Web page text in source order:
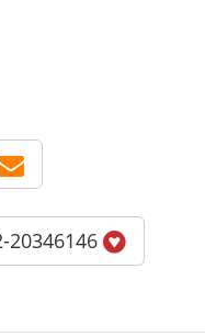
20346146